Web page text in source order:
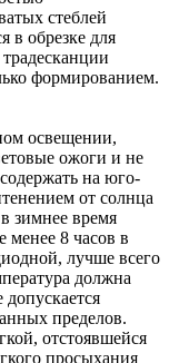
стеблей
в обрезке для
формированием.
освещении,
ожоги и не
на юго-
от солнца
зимнее время
менее 8 часов в
лучше всего
должна
пределов.
отстоявшейся
просыхания